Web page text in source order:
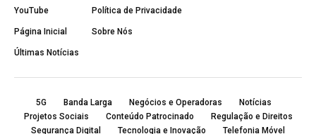
YouTube
Página Inicial
Últimas Notícias
Política de Privacidade
Sobre Nós
5G Banda Larga Negócios e Operadoras
Notícias
Projetos Sociais
Conteúdo Patrocinado
Regulação e Direitos
Segurança Digital
Tecnologia e Inovação Telefonia Móvel